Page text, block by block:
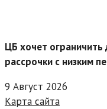
ЦБ хочет ограничить
рассрочки с низким
9 Август 2026
Карта сайта